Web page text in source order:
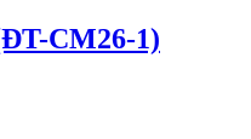
CM26-1)